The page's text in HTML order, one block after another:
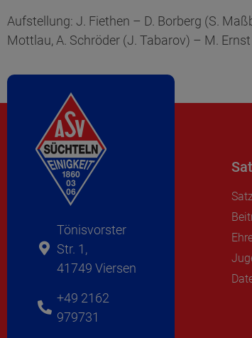
Aufstellung: J. Fiethen – D. Borberg (S.
Mottlau, A. Schröder (J. Tabarov) – M.
Tönisvorster
Str. 1,
41749 Viersen
+49 2162
979731